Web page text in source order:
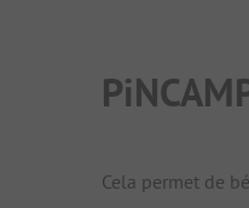
Cela permet de